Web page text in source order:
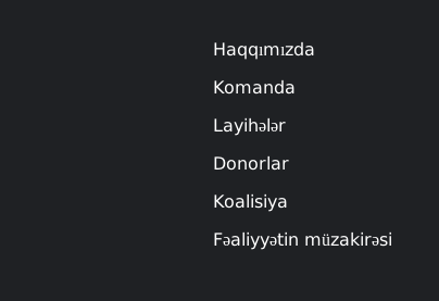
Haqqımızda
Komanda
Layihələr
Donorlar
Koalisiya
Fəaliyyətin müzakirəsi